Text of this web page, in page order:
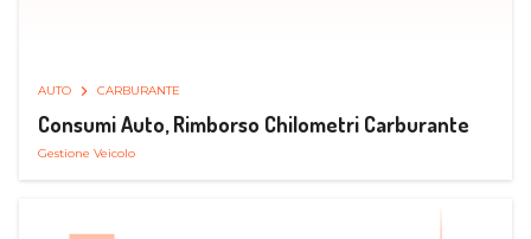
AUTO CARBURANTE
Consumi Auto, Rimborso Chilometri Carburante
Gestione Veicolo